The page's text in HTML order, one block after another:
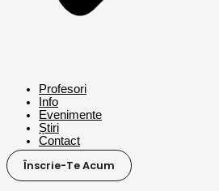
Profesori
Info
Evenimente
Știri
Contact
Înscrie-Te Acum